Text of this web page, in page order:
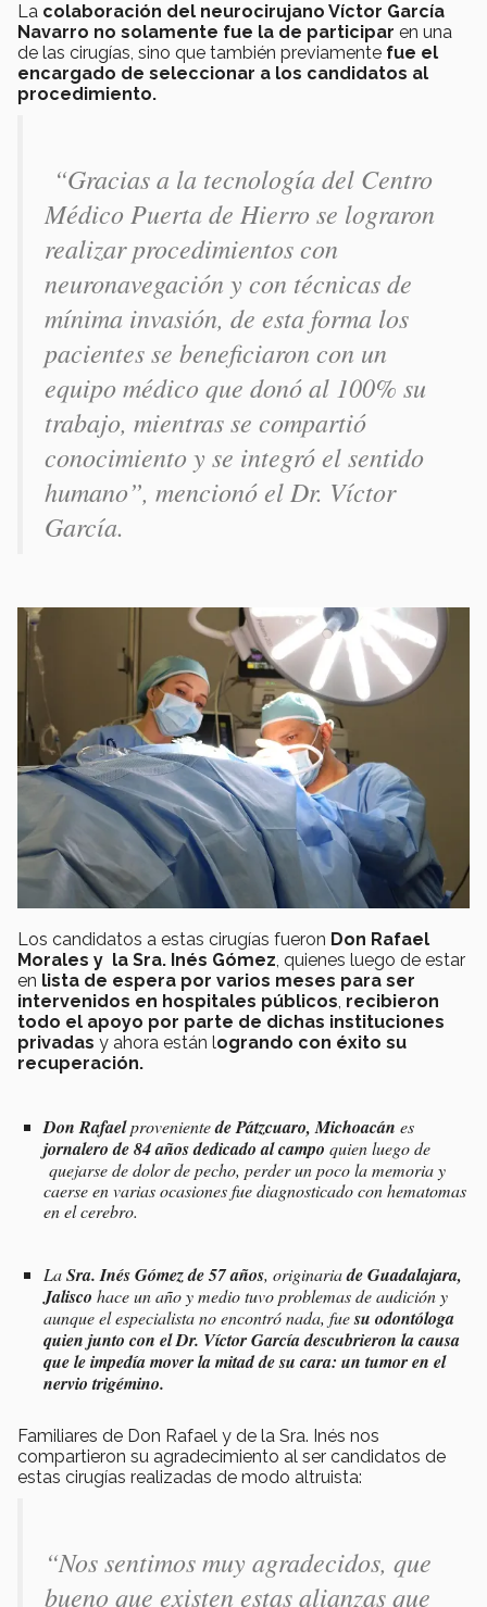
La colaboración del neurocirujano Víctor García
Navarro no solamente fue la de participar en una
de las cirugías, sino que también previamente fue el
encargado de seleccionar a los candidatos al
procedimiento.
“Gracias a la tecnología del Centro
Médico Puerta de Hierro se lograron
realizar procedimientos con
neuronavegación y con técnicas de
mínima invasión, de esta forma los
pacientes se beneficiaron con un
equipo médico que donó al 100% su
trabajo, mientras se compartió
conocimiento y se integró el sentido
humano”, mencionó el Dr. Víctor
García.
Los candidatos a estas cirugías fueron Don Rafael
Morales y la Sra. Inés Gómez, quienes luego de estar
en lista de espera por varios meses para ser
intervenidos en hospitales públicos, recibieron
todo el apoyo por parte de dichas instituciones
privadas y ahora están logrando con éxito su
recuperación.
Don Rafaelprovenientede Pátzcuaro, Michoacán es
jornalero de 84 años dedicado al campo quien luego de
quejarse de dolor de pecho, perder un poco la memoria y
caerse en varias ocasiones fue diagnosticado con hematomas
en el cerebro.
LaSra. Inés Gómez de 57 años, originariade Guadalajara,
Jalisco hace un año y medio tuvo problemas de audición y
aunque el especialista no encontró nada, fuesu odontóloga
quien junto con el Dr. Víctor García descubrieron la causa
que le impedía mover la mitad de su cara: un tumor en el
nervio trigémino.
Familiares de Don Rafael y de la Sra. Inés nos
compartieron su agradecimiento al ser candidatos de
estas cirugías realizadas de modo altruista:
“Nos sentimos muy agradecidos, que
bueno que existen estas alianzas que